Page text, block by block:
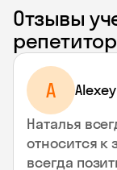
Отзывы
A Alexey
Наталья
относится к
всегда